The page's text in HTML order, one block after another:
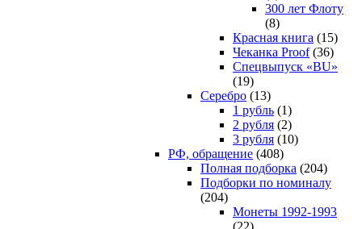
300 лет Флоту
(8)
Красная книга (15)
Чеканка Proof(36)
Спецвыпуск «BU»
(19)
Серебро (13)
1 рубль (1)
2 рубля (2)
3 рубля (10)
РФ, обращение (408)
Полная подборка (204)
Подборки по номиналу
(204)
Монеты 1992-1993
(22)